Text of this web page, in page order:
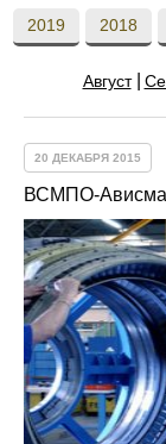
2019 2018
Август
20 ДЕКАБРЯ 2015
ВСМПО-Ависма